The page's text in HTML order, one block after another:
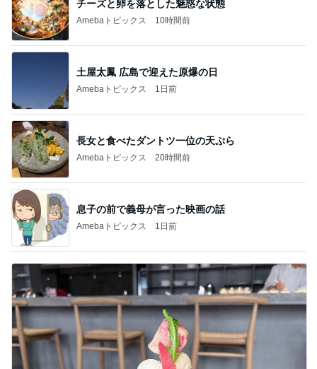
チーズと卵を落とした魅惑な状態
Amebaトピックス 10時間前
土屋太鳳 広島で迎えた原爆の日
Amebaトピックス 1日前
長女と食べたダントツ一位の天ぷら
Amebaトピックス 20時間前
息子の前で義母が言った映画の話
Amebaトピックス 1日前